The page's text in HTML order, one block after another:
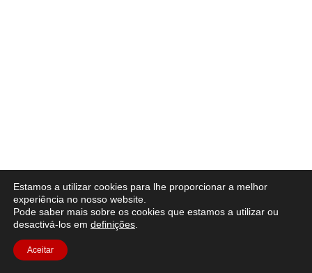
Estamos a utilizar cookies para lhe proporcionar a melhor
experiência no nosso website.
Pode saber mais sobre os cookies que estamos a utilizar ou
desactivá-los em definições
Aceitar